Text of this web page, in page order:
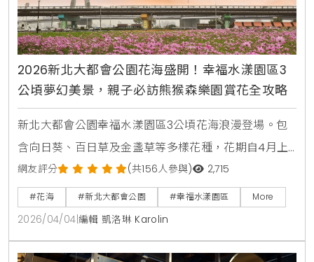
2026新北大都會公園花海盛開！幸福水漾園區3
公頃夢幻美景，親子必訪熊猴森樂園賞花全攻略
新北大都會公園幸福水漾園區3公頃花海浪漫登場。包
含向日葵、百日草及金盞草等多樣花種，花期自4月上
旬起至5月中旬。本文整理最佳賞花時間、交通資訊及
周邊景點，是春日親子旅遊與美拍打卡的必去選擇。
網友評分 (共156人參與) 2,715
#花海 #新北大都會公園 #幸福水漾園區 More
2026/04/04 編輯 凱洛琳 Karolin